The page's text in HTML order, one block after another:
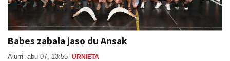
Babes zabala jaso du Ansak
Aiurri abu 07, 13:55 URNIETA